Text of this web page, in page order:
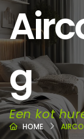
g
Een kot
HOME